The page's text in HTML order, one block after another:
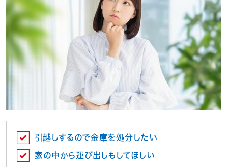
引越しするので金庫を処分したい
家の中から運び出しもしてほしい